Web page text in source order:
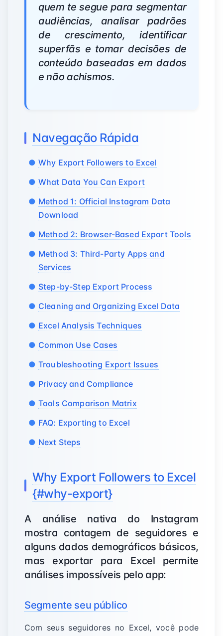
quem te segue para segmentar
audiências, analisar padrões
de crescimento, identificar
superfãs e tomar decisões de
conteúdo baseadas em dados
e não achismos.
Navegação Rápida
Why Export Followers to Excel
What Data You Can Export
Method 1: Official Instagram Data
Download
Method 2: Browser-Based Export Tools
Method 3: Third-Party Apps and
Services
Step-by-Step Export Process
Cleaning and Organizing Excel Data
Excel Analysis Techniques
Common Use Cases
Troubleshooting Export Issues
Privacy and Compliance
Tools Comparison Matrix
FAQ: Exporting to Excel
Next Steps
Why Export Followers to Excel
{#why-export}
A análise nativa do Instagram
mostra contagem de seguidores e
alguns dados demográficos básicos,
mas exportar para Excel permite
análises impossíveis pelo app:
Segmente seu público
Com seus seguidores no Excel, você pode